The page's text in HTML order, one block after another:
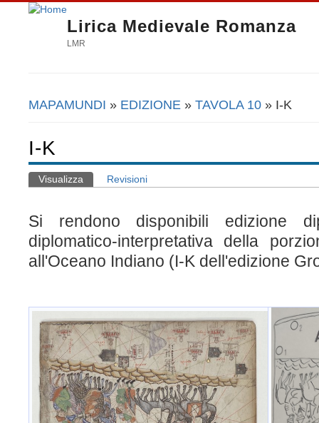
Lirica Medievale Romanza
LMR
Tu sei qui
MAPAMUNDI » EDIZIONE » TAVOLA 10 » I-K
I-K
Schede primarie
Visualizza (scheda attiva)
Revisioni
Si rendono disponibili edizione
diplomatico-interpretativa della
all'Oceano Indiano (I-K dell'edizione